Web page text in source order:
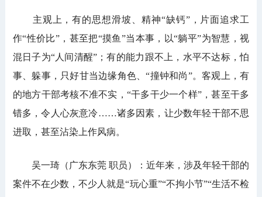
主观上，有的思想滑坡、精神“缺钙”，片面追求工
作“性价比”，甚至把“摸鱼”当本事，以“躺平”为智慧，视
混日子为“人间清醒”；有的能力跟不上，水平不达标，怕
事、躲事，只好甘当边缘角色、“撞钟和尚”。客观上，有
的地方干部考核不准不实，“干多干少一个样”，甚至干多
错多，令人心灰意冷……诸多因素，让少数年轻干部不思
进取，甚至沾染上作风病。
吴一琦（广东东莞 职员）：近年来，涉及年轻干部的
案件不在少数，不少人就是“玩心重”“不拘小节”“生活不检